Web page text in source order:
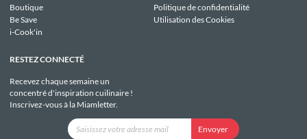
Boutique
Be Save
i-Cook'in
Politique de confidentialité
Utilisation des Cookies
RESTEZ CONNECTÉ
Recevez chaque semaine un
concentré d'inspiration cuilinaire !
Inscrivez-vous à la Miamletter.